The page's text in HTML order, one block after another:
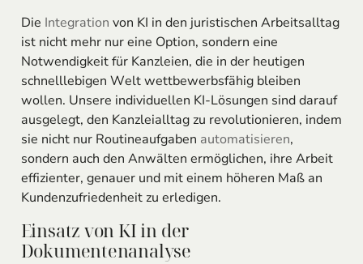
Die Integration von KI in den juristischen Arbeitsalltag
ist nicht mehr nur eine Option, sondern eine
Notwendigkeit für Kanzleien, die in der heutigen
schnelllebigen Welt wettbewerbsfähig bleiben
wollen. Unsere individuellen KI-Lösungen sind darauf
ausgelegt, den Kanzleialltag zu revolutionieren, indem
sie nicht nur Routineaufgaben automatisieren,
sondern auch den Anwälten ermöglichen, ihre Arbeit
effizienter, genauer und mit einem höheren Maß an
Kundenzufriedenheit zu erledigen.
Einsatz von KI in der
Dokumentenanalyse